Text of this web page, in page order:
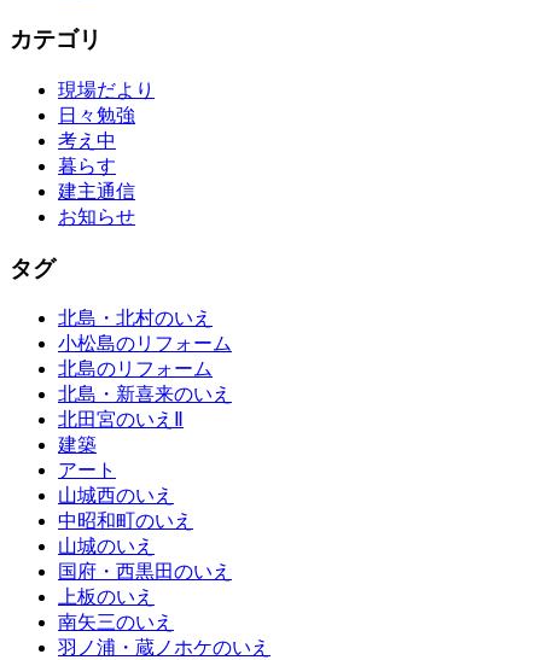
カテゴリ
現場だより
日々勉強
考え中
暮らす
建主通信
お知らせ
タグ
北島・北村のいえ
小松島のリフォーム
北島のリフォーム
北島・新喜来のいえ
北田宮のいえⅡ
建築
アート
山城西のいえ
中昭和町のいえ
山城のいえ
国府・西黒田のいえ
上板のいえ
南矢三のいえ
羽ノ浦・蔵ノホケのいえ